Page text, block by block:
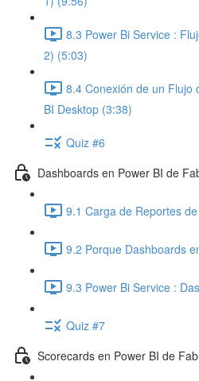
8.3 Power Bi Service :
2) (5:03)
8.4 Conexión de un Flujo
BI Desktop (3:38)
Quiz #6
Dashboards en Power BI de
9.1 Carga de Reportes
9.2 Porque Dashboards
9.3 Power Bi Service :
Quiz #7
Scorecards en Power BI de